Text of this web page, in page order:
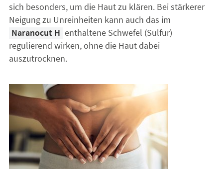
sich besonders, um die Haut zu klären. Bei stärkerer
Neigung zu Unreinheiten kann auch das im
Naranocut H enthaltene Schwefel (Sulfur)
regulierend wirken, ohne die Haut dabei
auszutrocknen.